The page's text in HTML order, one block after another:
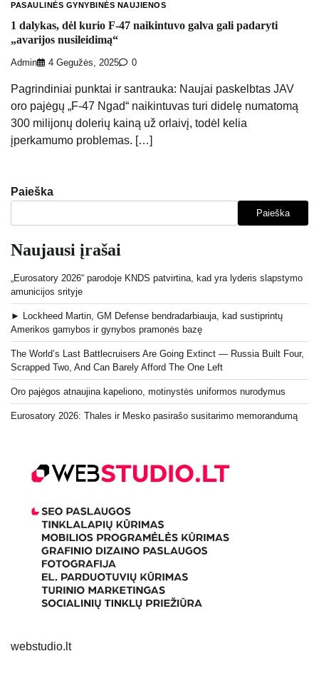
PASAULINĖS GYNYBINĖS NAUJIENOS
1 dalykas, dėl kurio F-47 naikintuvo galva gali padaryti
„avarijos nusileidimą“
Admin 4 Gegužės, 2025 0
Pagrindiniai punktai ir santrauka: Naujai paskelbtas JAV
oro pajėgų „F-47 Ngad“ naikintuvas turi didelę numatomą
300 milijonų dolerių kainą už orlaivį, todėl kelia
įperkamumo problemas. […]
Paieška
Paieška
Naujausi įrašai
„Eurosatory 2026“ parodoje KNDS patvirtina, kad yra lyderis slapstymo
amunicijos srityje
► Lockheed Martin, GM Defense bendradarbiauja, kad sustiprintų
Amerikos gamybos ir gynybos pramonės bazę
The World’s Last Battlecruisers Are Going Extinct — Russia Built Four,
Scrapped Two, And Can Barely Afford The One Left
Oro pajėgos atnaujina kapeliono, motinystės uniformos nurodymus
Eurosatory 2026: Thales ir Mesko pasirašo susitarimo memorandumą
webstudio.lt